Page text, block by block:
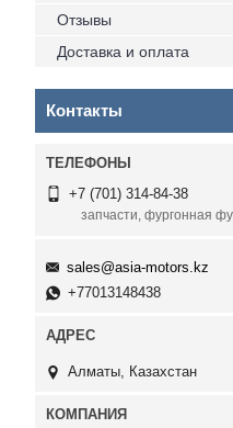
Отзывы
Доставка и оплата
Контакты
+7 (701) 314-84-38
запчасти, фургонная
sales@asia-motors.kz
+77013148438
Алматы, Казахстан